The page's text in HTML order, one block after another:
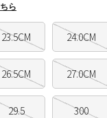
23.5CM 24.0CM
26.5CM 27.0CM
29.5 300
ら